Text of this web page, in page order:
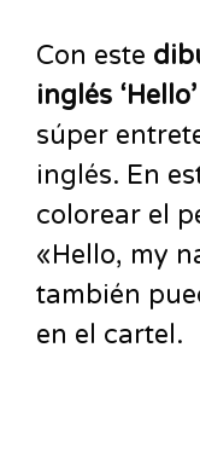
Con este
inglés
súper
inglés. En
colorear el
«Hello, my
también
en el cartel.